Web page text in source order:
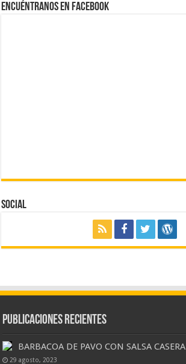
Encuéntranos en Facebook
Social
Publicaciones Recientes
BARBACOA DE PAVO CON SALSA CASERA
29 agosto, 2023